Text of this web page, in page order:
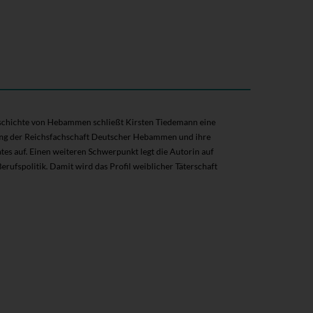
von Hebammen schließt Kirsten Tiedemann eine
der Reichsfachschaft Deutscher Hebammen und ihre
auf. Einen weiteren Schwerpunkt legt die Autorin auf
Damit wird das Profil weiblicher Täterschaft